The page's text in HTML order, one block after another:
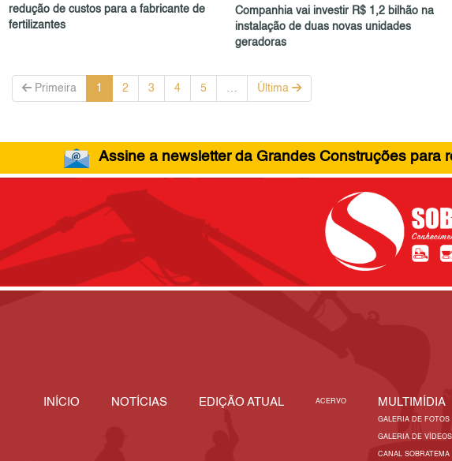
redução de custos para a fabricante de
fertilizantes
Companhia vai investir R$ 1,2 bilhão na
instalação de duas novas unidades
geradoras
Primeira 1 2 3 4 5 Última
Assine a newsletter da Grandes Construções para
INÍCIO NOTÍCIAS EDIÇÃO ATUAL ACERVO MULTIMÍDIA
GALERIA DE FOTOS
GALERIA DE VÍDEOS
CANAL SOBRATEMA